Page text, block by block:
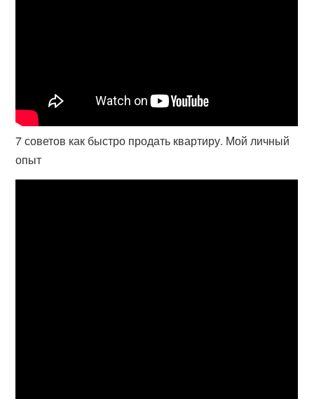
7 советов как быстро продать квартиру. Мой личный
опыт